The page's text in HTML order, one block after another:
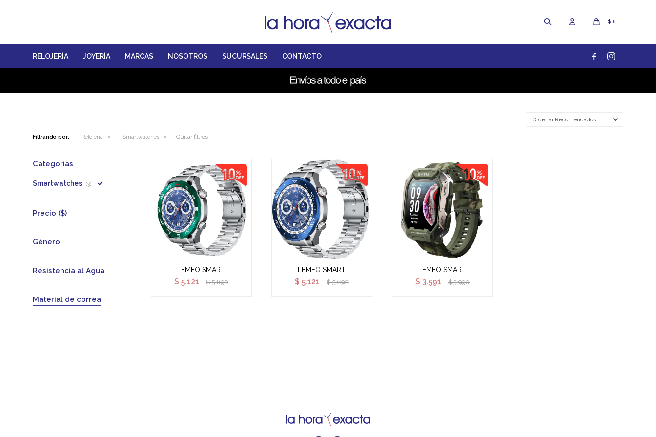
RELOJERÍA JOYERÍA MARCAS NOSOTROS SUCURSALES CONTACTO
$ 0
 
Recomendados
Filtrando por: Relojería Smartwatches Quitar filtros
LEMFO SMART
$ 5.121 $ 5.690
LEMFO SMART
$ 5.121 $ 5.690
LEMFO SMART
$ 3.591 $ 3.990
Categorías
Smartwatches (3)
Precio ($)
Género
Resistencia al Agua
Material de correa